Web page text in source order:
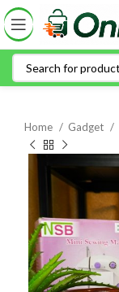
Home Gadget